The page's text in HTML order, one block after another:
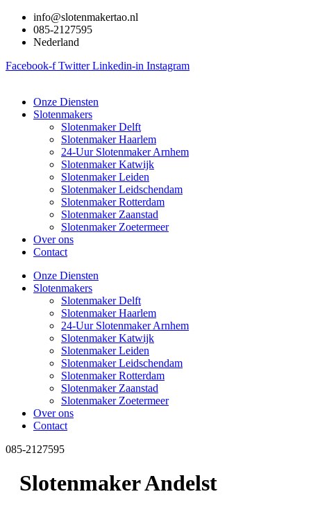
naar
info@slotenmakertao.nl
085-2127595
Nederland
Facebook-f Twitter Linkedin-in Instagram
Onze Diensten
Slotenmakers
Slotenmaker Delft
Slotenmaker Haarlem
24-Uur Slotenmaker Arnhem
Slotenmaker Katwijk
Slotenmaker Leiden
Slotenmaker Leidschendam
Slotenmaker Rotterdam
Slotenmaker Zaanstad
Slotenmaker Zoetermeer
Over ons
Contact
Onze Diensten
Slotenmakers
Slotenmaker Delft
Slotenmaker Haarlem
24-Uur Slotenmaker Arnhem
Slotenmaker Katwijk
Slotenmaker Leiden
Slotenmaker Leidschendam
Slotenmaker Rotterdam
Slotenmaker Zaanstad
Slotenmaker Zoetermeer
Over ons
Contact
085-2127595
Slotenmaker Andelst